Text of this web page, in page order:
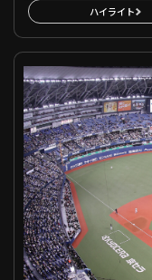
ハイライト
パーソル パ・リーグ公式戦 オリ